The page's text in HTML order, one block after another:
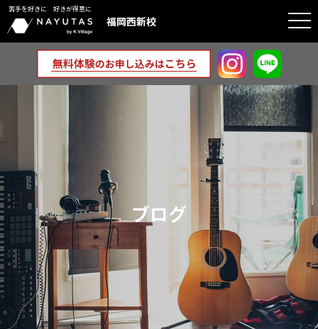
苦手を好きに 好きが得意に
福岡西新校
ブログ